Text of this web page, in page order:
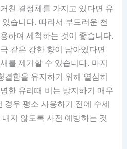
친 결정체를 가지고 있다면 유
습니다. 따라서 부드러운 천
하여 세척하는 것이 좋습니다.
같은 강한 향이 남아있다면
를 제거할 수 있습니다. 마지
결함을 유지하기 위해 열심히
한 유리때 비는 방지하기 매우
경우 평소 사용하기 전에 수세
지 않도록 사전 예방하는 것